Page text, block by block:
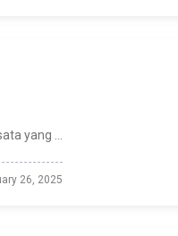
yang ...
26, 2025